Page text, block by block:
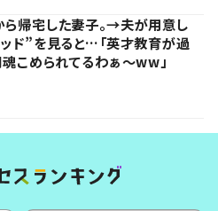
ら帰宅した妻子。→夫が用意し
ド”を見ると…「英才教育が過
魂こめられてるわぁ～ww」